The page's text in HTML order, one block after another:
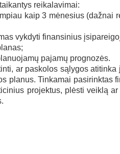
reikalavimai:
kaip 3 mėnesius (dažnai
vykdyti finansinius
pajamų prognozės.
ar paskolos sąlygos atitinka
planus. Tinkamai pasirinktas
projektus, plėsti veiklą